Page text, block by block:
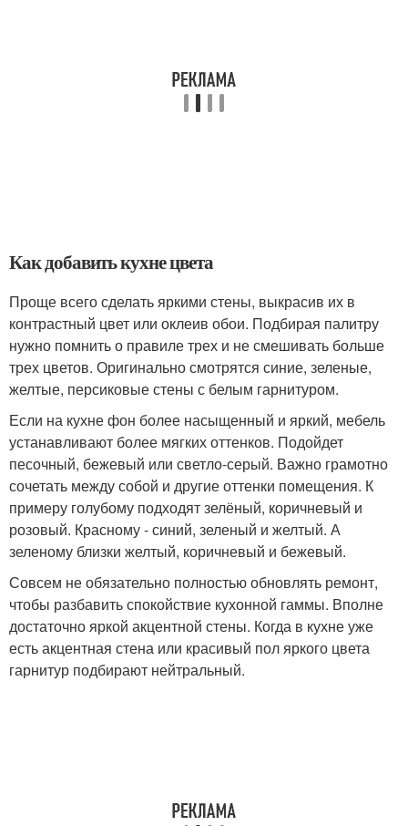
Как добавить кухне цвета
Проще всего сделать яркими стены, выкрасив их в
контрастный цвет или оклеив обои. Подбирая палитру
нужно помнить о правиле трех и не смешивать больше
трех цветов. Оригинально смотрятся синие, зеленые,
желтые, персиковые стены с белым гарнитуром.
Если на кухне фон более насыщенный и яркий, мебель
устанавливают более мягких оттенков. Подойдет
песочный, бежевый или светло-серый. Важно грамотно
сочетать между собой и другие оттенки помещения. К
примеру голубому подходят зелёный, коричневый и
розовый. Красному - синий, зеленый и желтый. А
зеленому близки желтый, коричневый и бежевый.
Совсем не обязательно полностью обновлять ремонт,
чтобы разбавить спокойствие кухонной гаммы. Вполне
достаточно яркой акцентной стены. Когда в кухне уже
есть акцентная стена или красивый пол яркого цвета
гарнитур подбирают нейтральный.